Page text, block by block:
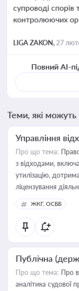
супроводі спорів
контролюючих
LIGA ZAKON, 27
Повний AI-
Теми, які можуть
Управління
Про що тема:
з відходами,
утилізацію,
ліцензування
ЖКГ, ОСББ
Публічна
Про що тема: Про
аналітика судової